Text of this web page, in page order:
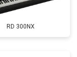
RD 300NX